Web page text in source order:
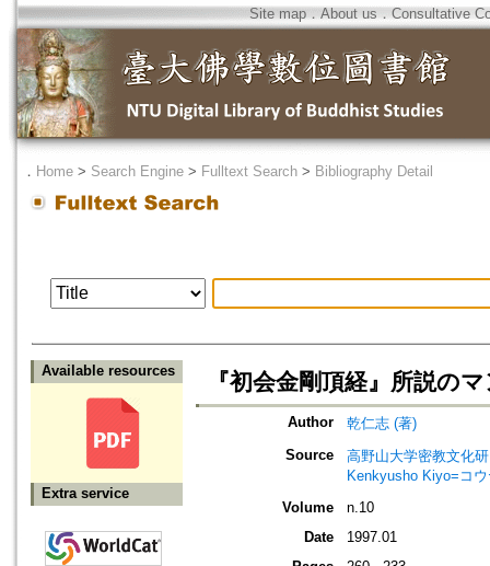
Site map．About us ． Consultative
． Home > Search Engine > Fulltext Search > Bibliography Detail
Available resources
Extra service
『初会金剛頂経』所説の
Author
乾仁志 (著)
Source
高野山大学密教文化
Kenkyusho Kiyo=コ
Volume
n.10
Date
1997.01